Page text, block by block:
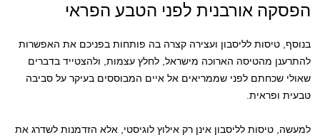
הפסקה אורבנית לפני הטבע הפראי
בנוסף, טיסות לליסבון ועצירה קצרה בה פותחות בפניכם את האפשרות
להתרענן מהטיסה הארוכה מישראל, לחלץ עצמות, ולהצטייד בדברים
שאולי שכחתם לפני שממריאים אל איים המבוססים בעיקר על סביבה
טבעית ופראית.
למעשה, טיסות לליסבון אינן רק אילוץ לוגיסטי, אלא הזדמנות לשדרג את